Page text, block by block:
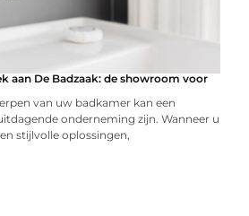
aan De Badzaak: de showroom voor
van uw badkamer kan een
onderneming zijn. Wanneer u
stijlvolle oplossingen,